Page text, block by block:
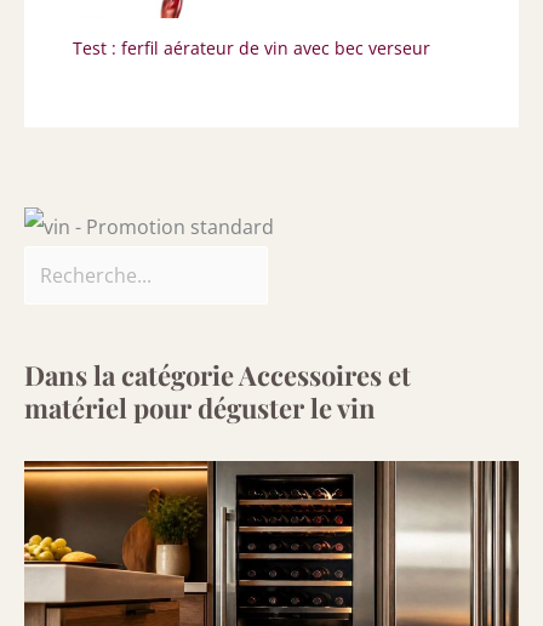
Test : ferfil aérateur de vin avec bec verseur
Dans la catégorie Accessoires et
matériel pour déguster le vin